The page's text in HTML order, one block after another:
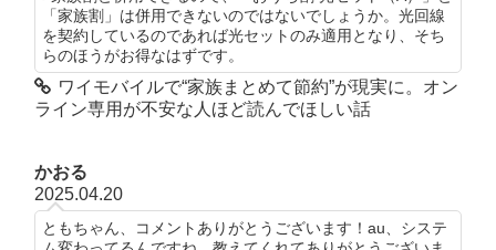
「家族割」は併用できないのではないでしょうか。光回線
を契約しているのであれば光セットのみ適用となり、そち
らのほうがお得なはずです。
ワイモバイルで“家族まとめて節約”が現実に。オン
ライン専用が不安な人ほど読んでほしい話
かおる
2025.04.20
ともちゃん、コメントありがとうございます！au、システ